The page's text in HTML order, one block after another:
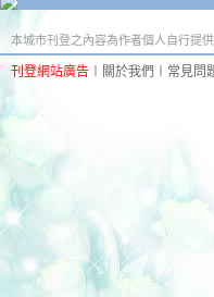
本城市刊登之內容為作者個人自行提
刊登網站廣告 關於我們 常見問